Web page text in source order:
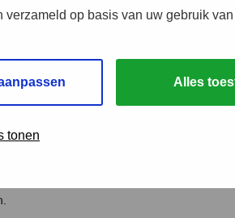
op basis van uw gebruik
Alles
tonen
Dierenbescherming haar content
toegestaan.
is niet toegestaan om de website
van openbare zoekmachines.